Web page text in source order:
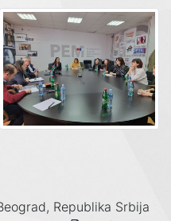
Republika Srbija